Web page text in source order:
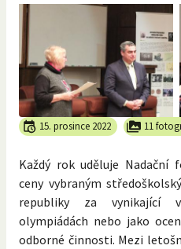
15. prosince 2022 11
Každý rok uděluje Nadační
ceny vybraným
republiky za vynikající
olympiádách nebo jako
odborné činnosti. Mezi